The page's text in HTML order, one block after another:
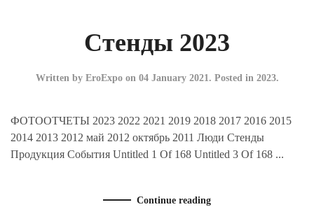
Стенды 2023
Written by EroExpo on 04 January 2021. Posted in 2023.
ФОТООТЧЕТЫ 2023 2022 2021 2019 2018 2017 2016 2015
2014 2013 2012 май 2012 октябрь 2011 Люди Стенды
Продукция События Untitled 1 Of 168 Untitled 3 Of 168 ...
Continue reading